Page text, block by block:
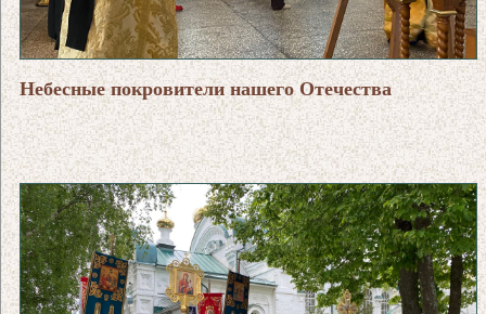
Небесные покровители нашего Отечества